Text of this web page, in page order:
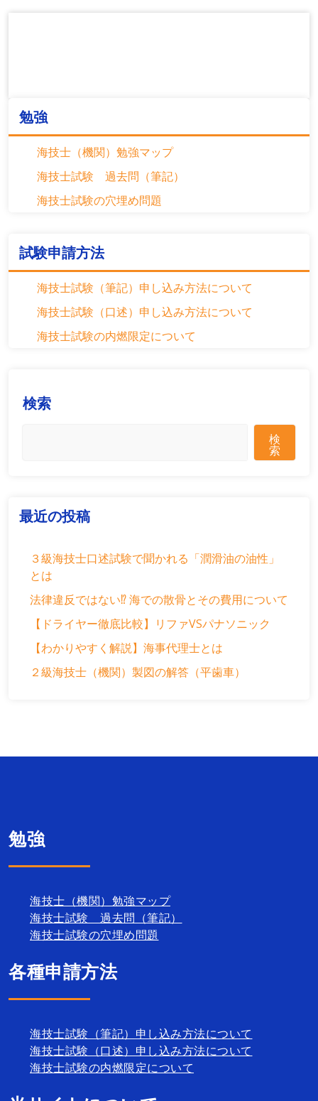
ー
シ
勉強
海技士（機関）勉強マップ
海技士試験 過去問（筆記）
海技士試験の穴埋め問題
試験申請方法
海技士試験（筆記）申し込み方法について
海技士試験（口述）申し込み方法について
海技士試験の内燃限定について
検索
検
索
最近の投稿
３級海技士口述試験で聞かれる「潤滑油の油性」
とは
法律違反ではない⁉ 海での散骨とその費用について
【ドライヤー徹底比較】リファVSパナソニック
【わかりやすく解説】海事代理士とは
２級海技士（機関）製図の解答（平歯車）
勉強
海技士（機関）勉強マップ
海技士試験 過去問（筆記）
海技士試験の穴埋め問題
各種申請方法
海技士試験（筆記）申し込み方法について
海技士試験（口述）申し込み方法について
海技士試験の内燃限定について